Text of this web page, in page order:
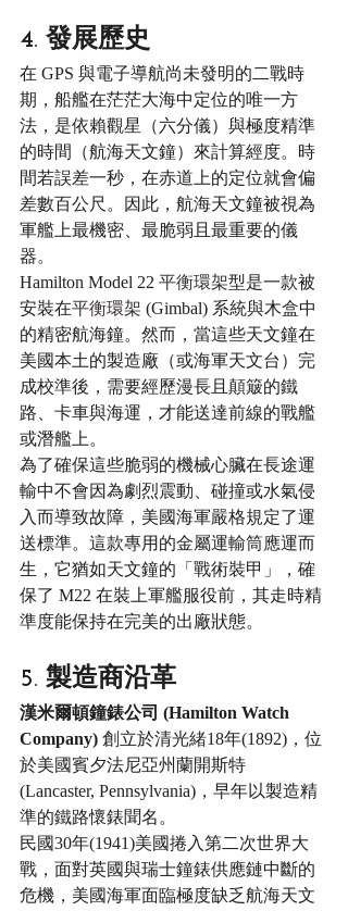
4. 發展歷史
在 GPS 與電子導航尚未發明的二戰時
期，船艦在茫茫大海中定位的唯一方
法，是依賴觀星（六分儀）與極度精準
的時間（航海天文鐘）來計算經度。時
間若誤差一秒，在赤道上的定位就會偏
差數百公尺。因此，航海天文鐘被視為
軍艦上最機密、最脆弱且最重要的儀
器。
Hamilton Model 22 平衡環架型是一款被
安裝在平衡環架 (Gimbal) 系統與木盒中
的精密航海鐘。然而，當這些天文鐘在
美國本土的製造廠（或海軍天文台）完
成校準後，需要經歷漫長且顛簸的鐵
路、卡車與海運，才能送達前線的戰艦
或潛艦上。
為了確保這些脆弱的機械心臟在長途運
輸中不會因為劇烈震動、碰撞或水氣侵
入而導致故障，美國海軍嚴格規定了運
送標準。這款專用的金屬運輸筒應運而
生，它猶如天文鐘的「戰術裝甲」，確
保了 M22 在裝上軍艦服役前，其走時精
準度能保持在完美的出廠狀態。
5. 製造商沿革
漢米爾頓鐘錶公司 (Hamilton Watch
Company) 創立於清光緒18年(1892)，位
於美國賓夕法尼亞州蘭開斯特
(Lancaster, Pennsylvania)，早年以製造精
準的鐵路懷錶聞名。
民國30年(1941)美國捲入第二次世界大
戰，面對英國與瑞士鐘錶供應鏈中斷的
危機，美國海軍面臨極度缺乏航海天文